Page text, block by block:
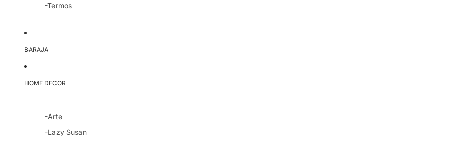
-Termos
BARAJA
HOME DECOR
-Arte
-Lazy Susan